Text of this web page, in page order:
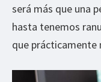
será más que una
hasta tenemos
que prácticamente